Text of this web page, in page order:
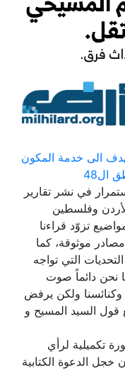
الى خدمة المكون
ال48
في نشر تقارير
وفلسطين
تزوّد قراءنا
موثوقة، كما
التي تواجه
نحن دائماً صوت
ولكن يرفض
قول السيد المسيح و
تكميلية لرأي
خجل الدعوة الكتابية